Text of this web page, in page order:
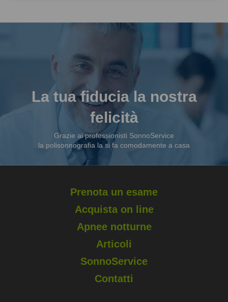
La tua fiducia la nostra
felicità
Grazie ai professionisti SonnoService
la polisonnografia la si fa comodamente a casa
Prenota un esame
Acquista on line
Apnee notturne
Articoli
SonnoService
Contatti